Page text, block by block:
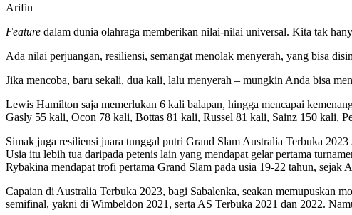
Arifin
Feature dalam dunia olahraga memberikan nilai-nilai universal. Kita tak
Ada nilai perjuangan, resiliensi, semangat menolak menyerah, yang bisa
Jika mencoba, baru sekali, dua kali, lalu menyerah – mungkin Anda bisa
Lewis Hamilton saja memerlukan 6 kali balapan, hingga mencapai
Gasly 55 kali, Ocon 78 kali, Bottas 81 kali, Russel 81 kali, Sainz 150 kali,
Simak juga resiliensi juara tunggal putri Grand Slam Australia Terbuka
Usia itu lebih tua daripada petenis lain yang mendapat gelar pertama
Rybakina mendapat trofi pertama Grand Slam pada usia 19-22 tahun, sejak
Capaian di Australia Terbuka 2023, bagi Sabalenka, seakan memupuskan
semifinal, yakni di Wimbeldon 2021, serta AS Terbuka 2021 dan 2022.